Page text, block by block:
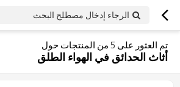
الرجاء إدخال مصطلح البحث
تم العثور على 5من المنتجات حول
أثاث الحدائق في الهواء الطلق